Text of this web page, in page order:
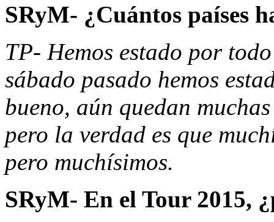
SRyM- ¿Cuántos países
TP- Hemos estado por
sábado pasado hemos
bueno, aún quedan
pero la verdad es que
pero muchísimos.
SRyM- En el Tour 2015,